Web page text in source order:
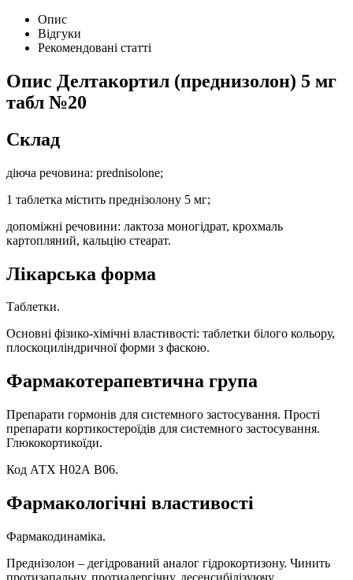
Опис
Відгуки
Рекомендовані статті
Опис Делтакортил (преднизолон) 5 мг
табл №20
Склад
діюча речовина: prednisolone;
1 таблетка містить преднізолону 5 мг;
допоміжні речовини: лактоза моногідрат, крохмаль
картопляний, кальцію стеарат.
Лікарська форма
Таблетки.
Основні фізико-хімічні властивості: таблетки білого кольору,
плоскоциліндричної форми з фаскою.
Фармакотерапевтична група
Препарати гормонів для системного застосування. Прості
препарати кортикостероїдів для системного застосування.
Глюкокортикоїди.
Код АТХ Н02А В06.
Фармакологічні властивості
Фармакодинаміка.
Преднізолон – дегідрований аналог гідрокортизону. Чинить
протизапальну, протиалергічну, десенсибілізуючу,